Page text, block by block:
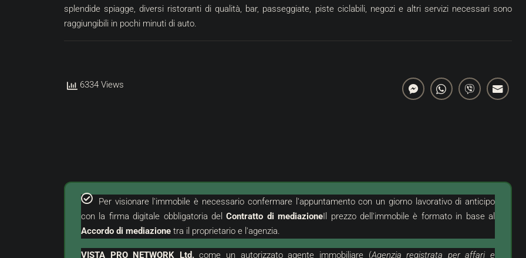
splendide spiagge, diversi ristoranti di qualità, bar, passeggiate, piste ciclabili, negozi e altri servizi necessari sono
raggiungibili in pochi minuti di auto.
6334 Views
Per visionare l'immobile è necessario confermare l'appuntamento con un giorno lavorativo di anticipo
con la firma digitale obbligatoria delContratto di mediazione Il prezzo dell'immobile è formato in base al
Accordo di mediazionetra il proprietario e l'agenzia.
VISTA PRO NETWORK Ltd.come un autorizzatoagente immobiliare (Agenzia registrata per affari e
Grisignana | Terreno Edificabile